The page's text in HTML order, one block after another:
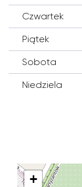
Czwartek
Piątek
Sobota
Niedziela
+